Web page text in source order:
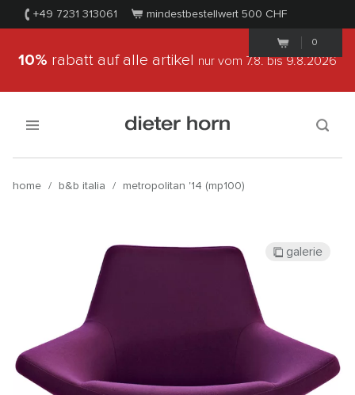
+49 7231 313061 mindestbestellwert 500 CHF
0
10% rabatt auf alle artikel nur vom 7.8.bis 9.8.2026
home / b&b italia / metropolitan '14 (mp100)
galerie